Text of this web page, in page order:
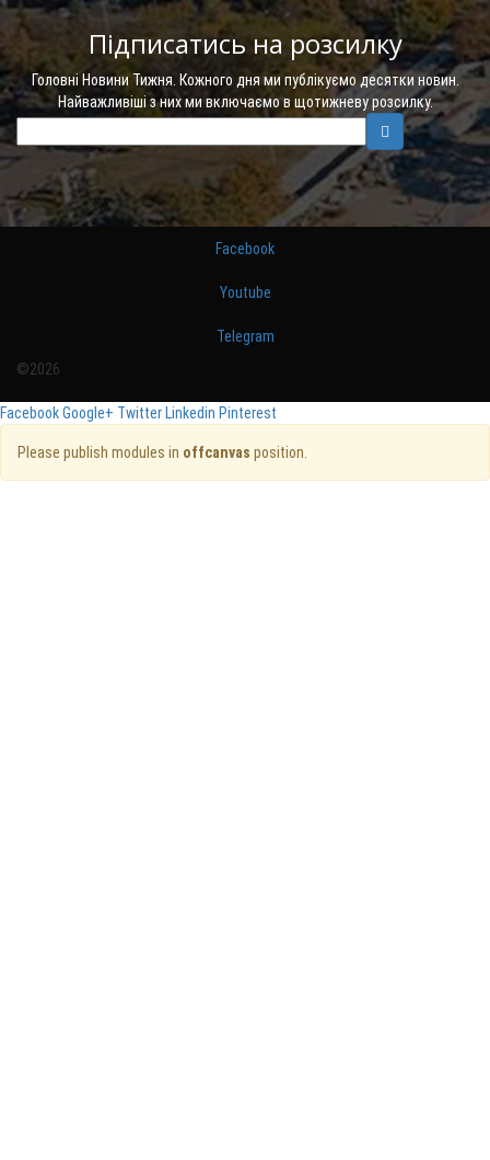
Підписатись на розсилку
Головні Новини Тижня. Кожного дня ми публікуємо десятки новин.
Найважливіші з них ми включаємо в щотижневу розсилку.
Facebook
Youtube
Telegram
©2026
FacebookGoogle+ Twitter Linkedin Pinterest
Please publish modules in offcanvas position.